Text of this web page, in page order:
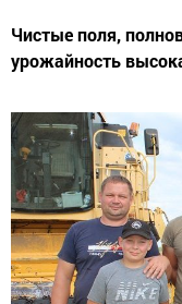
Чистые поля,
урожайность